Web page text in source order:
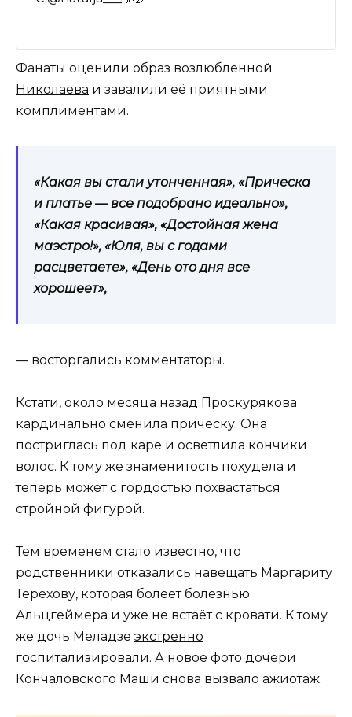
Фанаты оценили образ возлюбленной
Николаева и завалили её приятными
комплиментами.
«Какая вы стали утонченная», «Прическа
и платье — все подобрано идеально»,
«Какая красивая», «Достойная жена
маэстро!», «Юля, вы с годами
расцветаете», «День ото дня все
хорошеет»,
— восторгались комментаторы.
Кстати, около месяца назад Проскурякова
кардинально сменила причёску. Она
постриглась под каре и осветлила кончики
волос. К тому же знаменитость похудела и
теперь может с гордостью похвастаться
стройной фигурой.
Тем временем стало известно, что
родственники отказались навещать Маргариту
Терехову, которая болеет болезнью
Альцгеймера и уже не встаёт с кровати. К тому
же дочь Меладзе экстренно
госпитализировали. А новое фото дочери
Кончаловского Маши снова вызвало ажиотаж.